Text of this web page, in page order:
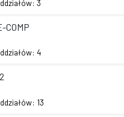
3
COMP
4
13